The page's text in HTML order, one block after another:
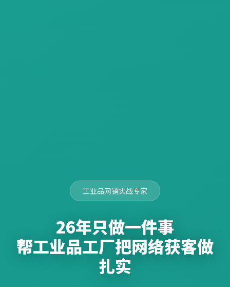
工业品网销实战专家
26年只做一件事
帮工业品工厂把网络获客做
扎实